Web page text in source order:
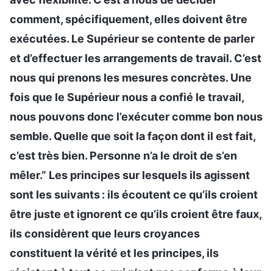
comment, spécifiquement, elles doivent être
exécutées. Le Supérieur se contente de parler
et d’effectuer les arrangements de travail. C’est
nous qui prenons les mesures concrètes. Une
fois que le Supérieur nous a confié le travail,
nous pouvons donc l’exécuter comme bon nous
semble. Quelle que soit la façon dont il est fait,
c’est très bien. Personne n’a le droit de s’en
mêler.” Les principes sur lesquels ils agissent
sont les suivants : ils écoutent ce qu’ils croient
être juste et ignorent ce qu’ils croient être faux,
ils considèrent que leurs croyances
constituent la vérité et les principes, ils